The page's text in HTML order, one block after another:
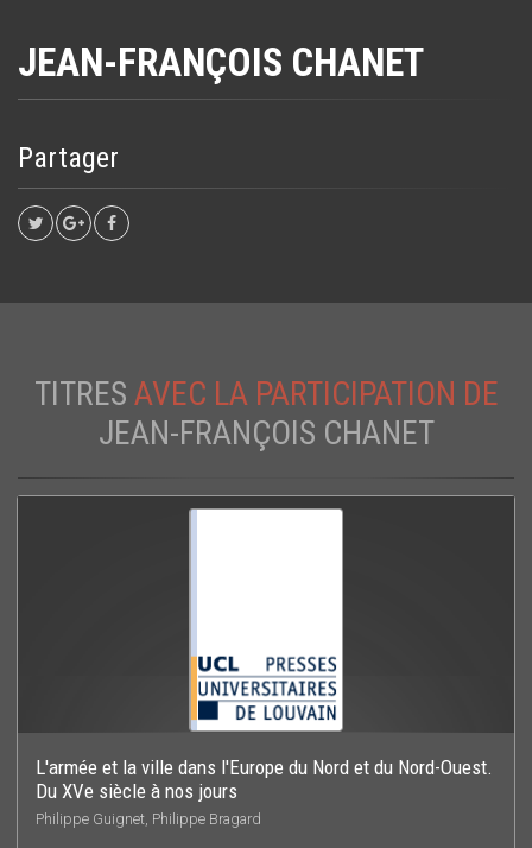
JEAN-FRANÇOIS CHANET
Partager
TITRES AVEC LA PARTICIPATION DE
JEAN-FRANÇOIS CHANET
L'armée et la ville dans l'Europe du Nord et du Nord-Ouest.
Du XVe siècle à nos jours
Philippe Guignet, Philippe Bragard